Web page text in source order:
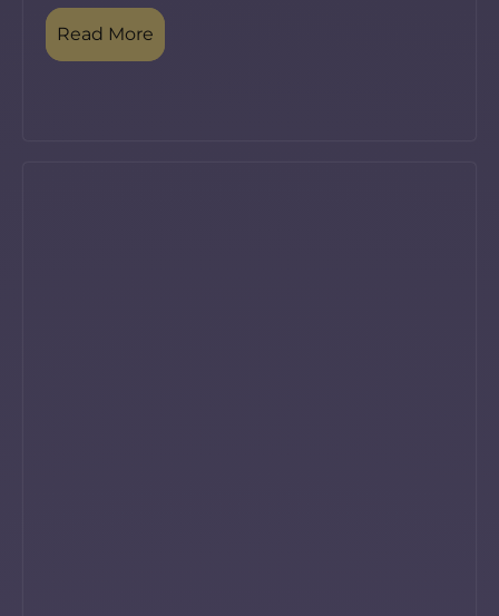
Read More